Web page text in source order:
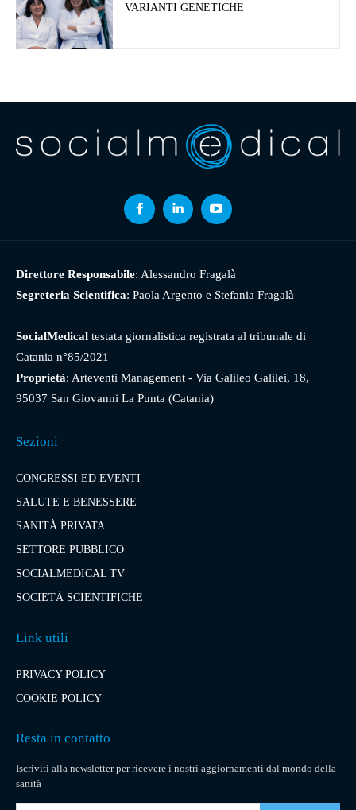
VARIANTI GENETICHE
Direttore Responsabile: Alessandro Fragalà
Segreteria Scientifica: Paola Argento e Stefania Fragalà
SocialMedical testata giornalistica registrata al tribunale di
Catania n°85/2021
Proprietà: Arteventi Management - Via Galileo Galilei, 18,
95037 San Giovanni La Punta (Catania)
Sezioni
CONGRESSI ED EVENTI
SALUTE E BENESSERE
SANITÀ PRIVATA
SETTORE PUBBLICO
SOCIALMEDICAL TV
SOCIETÀ SCIENTIFICHE
Link utili
PRIVACY POLICY
COOKIE POLICY
Resta in contatto
Iscriviti alla newsletter per ricevere i nostri aggiornamenti dal mondo della
sanità